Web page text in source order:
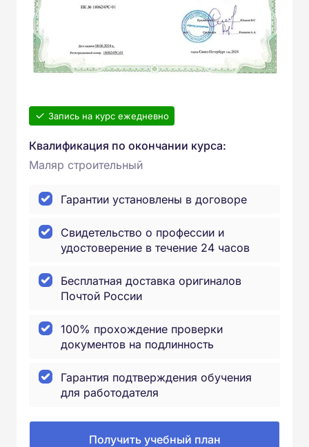
Запись на курс ежедневно
Квалификация по окончании курса:
Маляр строительный
Гарантии установлены в договоре
Свидетельство о профессии и
удостоверение в течение 24 часов
Бесплатная доставка оригиналов
Почтой России
100% прохождение проверки
документов на подлинность
Гарантия подтверждения обучения
для работодателя
Получить учебный план